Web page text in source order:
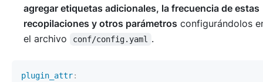
agregar etiquetas adicionales, la frecuencia de estas
recopilaciones y otros parámetros configurándolos
el archivo
conf/config.yaml .
plugin_attr: